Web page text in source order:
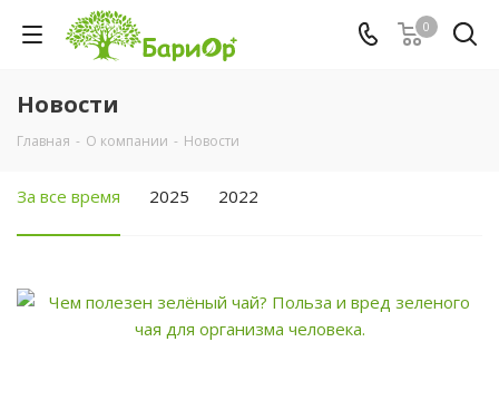
0
Новости
Главная - О компании - Новости
За все время 2025 2022